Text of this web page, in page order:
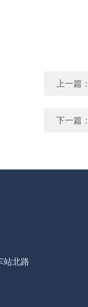
上一篇
下一篇
站北路